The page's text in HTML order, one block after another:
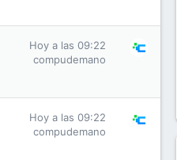
Hoy a las 09:22
compudemano
Hoy a las 09:22
compudemano